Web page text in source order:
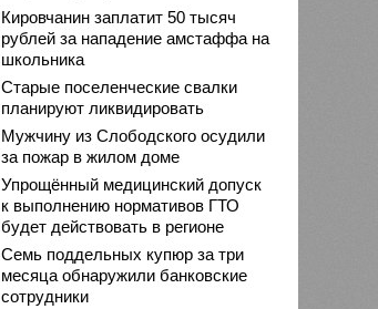
Кировчанин заплатит 50 тысяч
рублей за нападение амстаффа на
школьника
Старые поселенческие свалки
планируют ликвидировать
Мужчину из Слободского осудили
за пожар в жилом доме
Упрощённый медицинский допуск
к выполнению нормативов ГТО
будет действовать в регионе
Семь поддельных купюр за три
месяца обнаружили банковские
сотрудники